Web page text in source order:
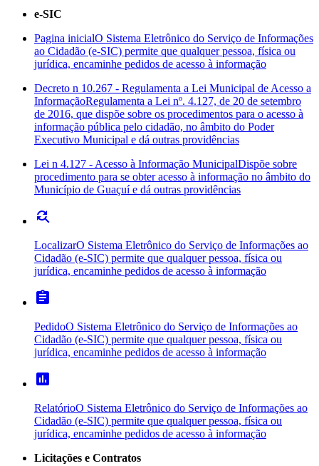
e-SIC
Pagina inicialO Sistema Eletrônico do Serviço de Informações
ao Cidadão (e-SIC) permite que qualquer pessoa, física ou
jurídica, encaminhe pedidos de acesso à informação
Decreto n 10.267 - Regulamenta a Lei Municipal de Acesso a
InformaçãoRegulamenta a Lei nº. 4.127, de 20 de setembro
de 2016, que dispõe sobre os procedimentos para o acesso à
informação pública pelo cidadão, no âmbito do Poder
Executivo Municipal e dá outras providências
Lei n 4.127 - Acesso à Informação MunicipalDispõe sobre
procedimento para se obter acesso à informação no âmbito do
Município de Guaçuí e dá outras providências
find_replace
LocalizarO Sistema Eletrônico do Serviço de Informações ao
Cidadão (e-SIC) permite que qualquer pessoa, física ou
jurídica, encaminhe pedidos de acesso à informação
assignment
PedidoO Sistema Eletrônico do Serviço de Informações ao
Cidadão (e-SIC) permite que qualquer pessoa, física ou
jurídica, encaminhe pedidos de acesso à informação
poll
RelatórioO Sistema Eletrônico do Serviço de Informações ao
Cidadão (e-SIC) permite que qualquer pessoa, física ou
jurídica, encaminhe pedidos de acesso à informação
Licitações e Contratos